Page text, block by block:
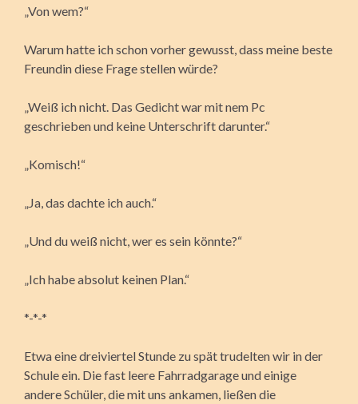
„Von wem?“
Warum hatte ich schon vorher gewusst, dass meine beste
Freundin diese Frage stellen würde?
„Weiß ich nicht. Das Gedicht war mit nem Pc
geschrieben und keine Unterschrift darunter.“
„Komisch!“
„Ja, das dachte ich auch.“
„Und du weiß nicht, wer es sein könnte?“
„Ich habe absolut keinen Plan.“
*-*-*
Etwa eine dreiviertel Stunde zu spät trudelten wir in der
Schule ein. Die fast leere Fahrradgarage und einige
andere Schüler, die mit uns ankamen, ließen die